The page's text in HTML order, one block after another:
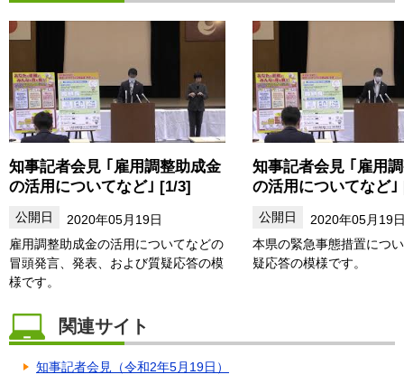
知事記者会見 ｢雇用調整助成金
の活用についてなど｣ [1/3]
2020年05月19日
雇用調整助成金の活用についてなどの
冒頭発言、発表、および質疑応答の模
様です。
知事記者会見 ｢雇用
の活用についてなど｣
2020年05月19
本県の緊急事態措置につ
疑応答の模様です。
関連サイト
知事記者会見（令和2年5月19日）